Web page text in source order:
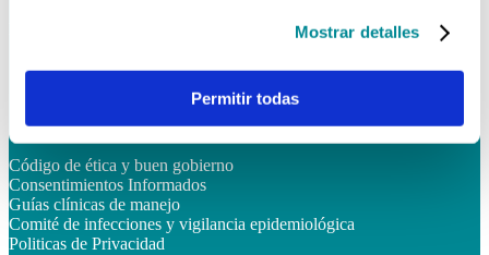
Mostrar detalles
Permitir todas
Sábados 08:00 AM - 12:00 PM
ENLACES RÁPIDOS
Código de ética y buen gobierno
Consentimientos Informados
Guías clínicas de manejo
Comité de infecciones y vigilancia epidemiológica
Politicas de Privacidad